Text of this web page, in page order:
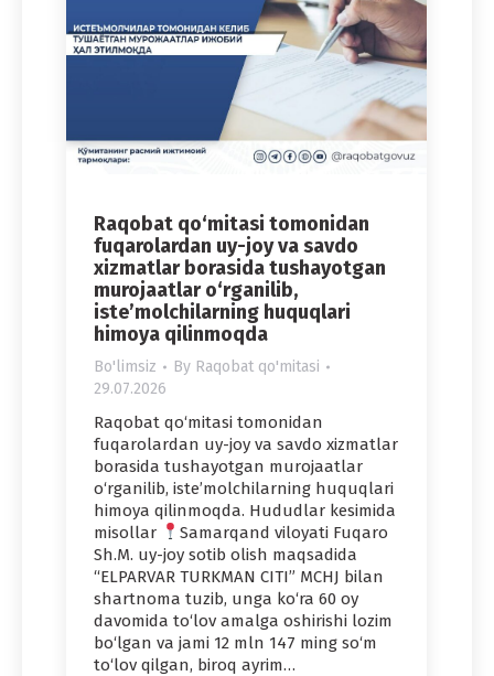
Raqobat qo‘mitasi tomonidan
fuqarolardan uy-joy va savdo
xizmatlar borasida tushayotgan
murojaatlar o‘rganilib,
iste’molchilarning huquqlari
himoya qilinmoqda
Bo'limsiz By Raqobat qo'mitasi
29.07.2026
Raqobat qo‘mitasi tomonidan
fuqarolardan uy-joy va savdo xizmatlar
borasida tushayotgan murojaatlar
o‘rganilib, iste’molchilarning huquqlari
himoya qilinmoqda. Hududlar kesimida
misollar
Samarqand viloyati Fuqaro
Sh.M. uy-joy sotib olish maqsadida
“ELPARVAR TURKMAN CITI” MCHJ bilan
shartnoma tuzib, unga ko‘ra 60 oy
davomida to‘lov amalga oshirishi lozim
bo‘lgan va jami 12 mln 147 ming so‘m
to‘lov qilgan, biroq ayrim…